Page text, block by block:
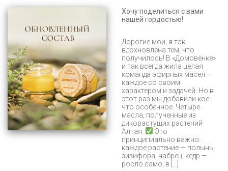
Хочу поделиться с вами
нашей гордостью!
Дорогие мои, я так
вдохновлена тем, что
получилось! В «Домовёнке»
и так всегда жила целая
команда эфирных масел —
каждое со своим
характером и задачей. Но в
этот раз мы добавили кое-
что особенное. Четыре
масла, полученные из
дикорастущих растений
Алтая.
Это
принципиально важно:
каждое растение — полынь,
зизифора, чабрец, кедр —
росло само, в […]